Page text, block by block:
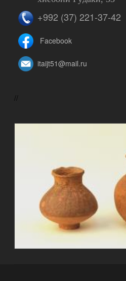
+992 (37) 221-37-42
Facebook
itaijt51@mail.ru
//